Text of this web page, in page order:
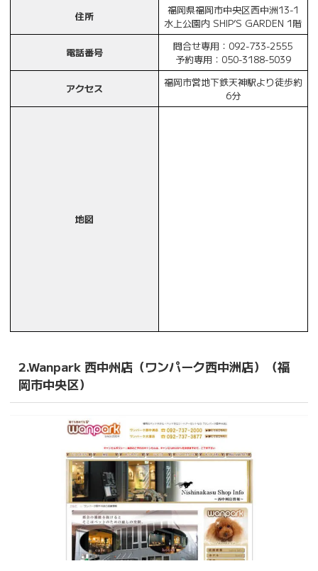
住所
福岡県福岡市中央区西中洲13-1
水上公園内 SHIP’S GARDEN 1階
電話番号
問合せ専用：092-733-2555
予約専用：050-3188-5039
アクセス
福岡市営地下鉄天神駅より徒歩約
6分
地図
2.Wanpark 西中州店（ワンパーク西中洲店）（福
岡市中央区）